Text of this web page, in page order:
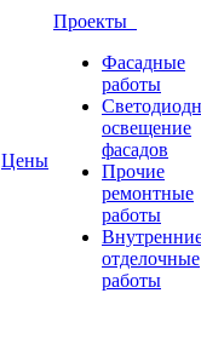
Цены
Проекты
Фасадные
работы
освещение
фасадов
Прочие
ремонтные
работы
отделочные
работы